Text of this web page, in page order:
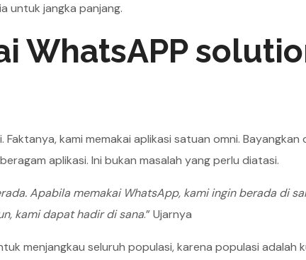
untuk jangka panjang.
WhatsAPP
kami memakai aplikasi satuan omni. Bayangkan
aplikasi. Ini bukan masalah yang perlu diatasi.
Apabila memakai WhatsApp, kami ingin berada di
kami dapat hadir di sana.” Ujarnya
menjangkau seluruh populasi, karena populasi adalah